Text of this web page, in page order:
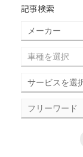
記事検索